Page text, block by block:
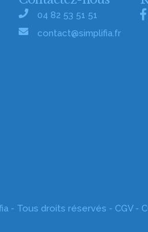
04 82 53 51 51
contact@simplifia.fr
- Tous droits réservés - CGV-